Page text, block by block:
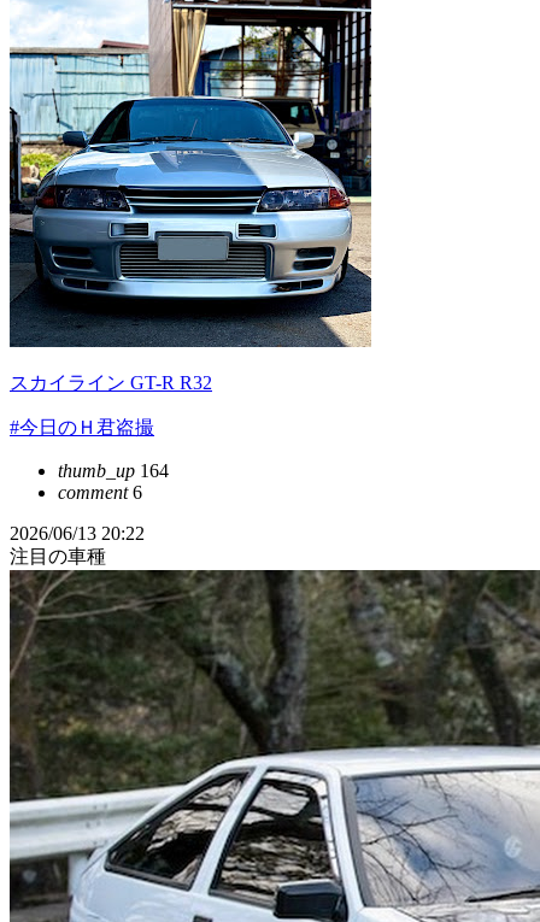
スカイライン GT-R R32
#今日のＨ君盗撮
thumb_up 164
comment6
2026/06/13 20:22
注目の車種